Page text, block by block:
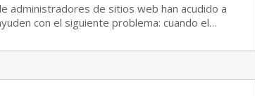
administradores de sitios web han acudido a
con el siguiente problema: cuando el…